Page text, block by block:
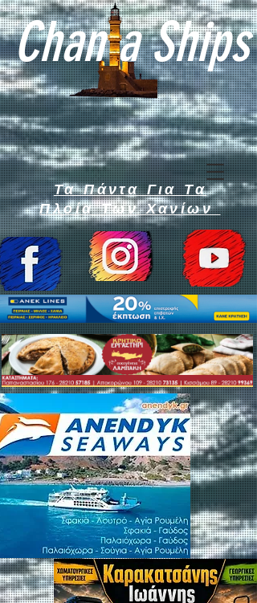
Chan a Ships
Τα Πάντα Για Τα
Πλοία Των Χανίων